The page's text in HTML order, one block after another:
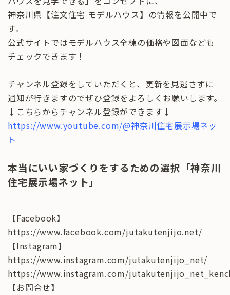
神奈川県【注文住宅 モデルハウス】の情報を公開中で
す。
公式サイトではモデルハウス全棟の価格や図面なども
チェックできます！
チャンネル登録をしていただくと、更新を見逃さずに
通知が行きますのでぜひ登録をよろしくお願いします。
↓こちらからチャンネル登録ができます↓
https://www.youtube.com/@神奈川住宅展示場ネッ
ト
本当にいい家づくりをするための選択「神奈川
住宅展示場ネット」
【Facebook】
https://www.facebook.com/jutakutenjijo.net/
【Instagram】
https://www.instagram.com/jutakutenjijo_net/
https://www.instagram.com/
【お問合せ】